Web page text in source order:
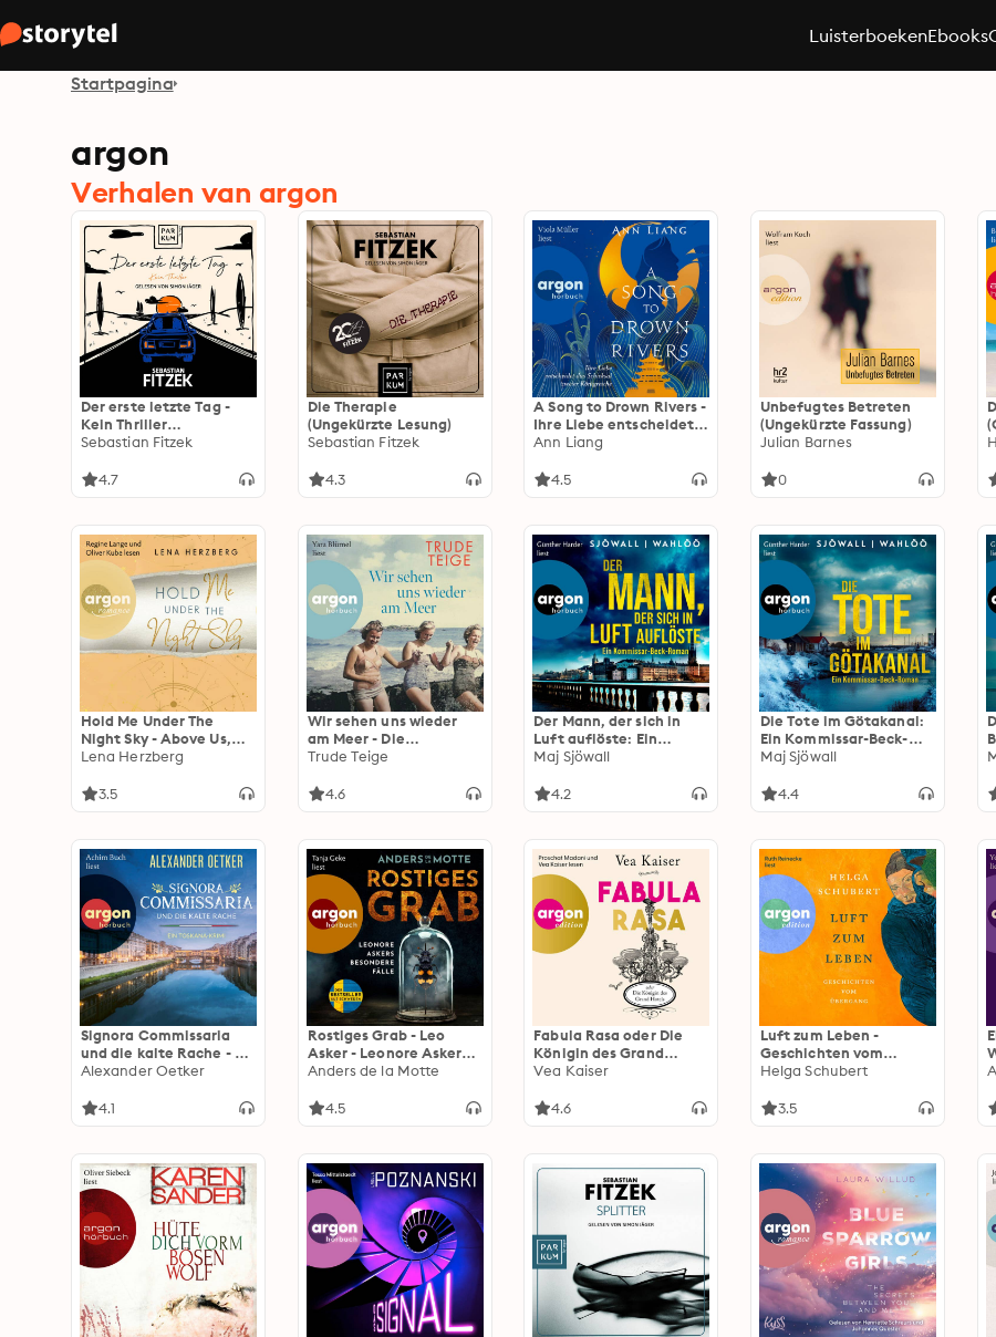
LuisterboekenEbooks
Startpagina
argon
Verhalen van argon
Der erste letzte Tag -
Kein Thriller
(Ungekürzte Lesung)
Sebastian Fitzek
4.7
Die Therapie
(Ungekürzte Lesung)
Sebastian Fitzek
4.3
A Song to Drown Rivers -
Ihre Liebe entscheidet
das Schicksal zweier
(Ungekürzte Lesung)
Ann Liang
4.5
Unbefugtes Betreten
(Ungekürzte Fassung)
Julian Barnes
0
Hold Me Under The
Night Sky - Above Us,
Band 3 (Ungekürzte
Lena Herzberg
3.5
Wir sehen uns wieder
am Meer - Die
Großmutter-Reihe,
Lesung)
Trude Teige
4.6
Der Mann, der sich in
Luft auflöste: Ein
Kommissar-Beck-Roman
Band 2 (Ungekürzte
Maj Sjöwall
4.2
Die Tote im Götakanal:
Ein Kommissar-Beck-
Roman - Martin Beck
(Ungekürzte Lesung)
Maj Sjöwall
4.4
Signora Commissaria
und die kalte Rache - Ein
Toskana-Krimi - Giulia
(Ungekürzte Lesung)
Alexander Oetker
4.1
Rostiges Grab - Leo
Asker - Leonore Askers
besondere Fälle, Band 3
Anders de la Motte
4.5
Fabula Rasa oder Die
Königin des Grand
Hotels (Ungekürzte
Vea Kaiser
4.6
Luft zum Leben -
Geschichten vom
Übergang (Ungekürzte
Helga Schubert
3.5